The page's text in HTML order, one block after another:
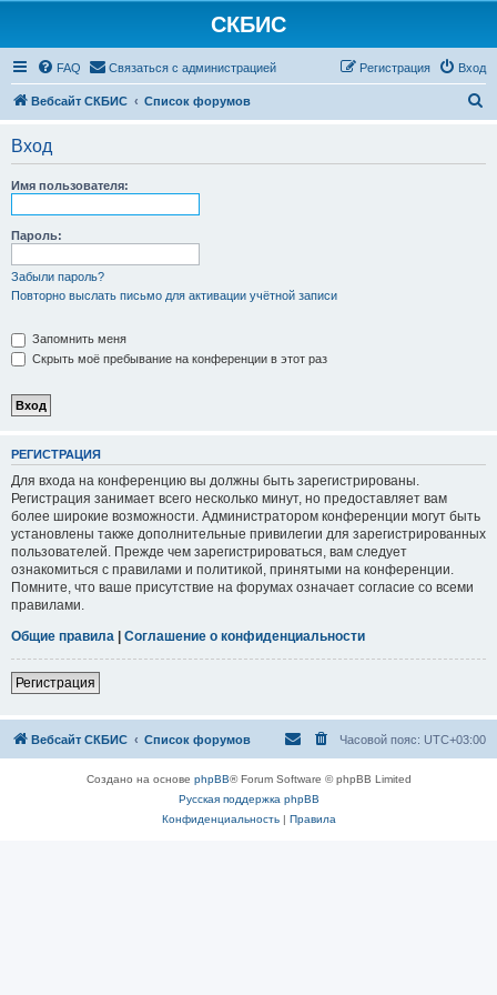
СКБИС
FAQ Связаться с администрацией Вход
Регистрация
Вебсайт СКБИС Список форумов
Вход
Имя пользователя:
Пароль:
Забыли пароль?
Повторно выслать письмо для активации учётной записи
Запомнить меня
Скрыть моё пребывание на конференции в этот раз
РЕГИСТРАЦИЯ
Для входа на конференцию вы должны быть зарегистрированы.
Регистрация занимает всего несколько минут, но предоставляет вам
более широкие возможности. Администратором конференции могут быть
установлены также дополнительные привилегии для зарегистрированных
пользователей. Прежде чем зарегистрироваться, вам следует
ознакомиться с правилами и политикой, принятыми на конференции.
Помните, что ваше присутствие на форумах означает согласие со всеми
правилами.
Общие правила | Соглашение о конфиденциальности
Регистрация
Вебсайт СКБИС Список форумов Часовой пояс: UTC+03:00
Создано на основе phpBB® Forum Software © phpBB Limited
Русская поддержка phpBB
Конфиденциальность| Правила